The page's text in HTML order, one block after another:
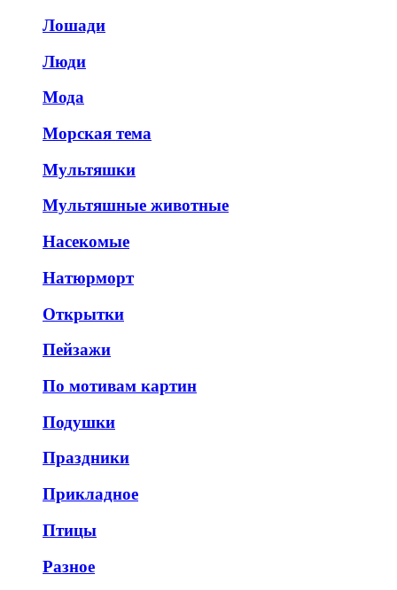
Лошади
Люди
Мода
Морская тема
Мультяшки
Мультяшные животные
Насекомые
Натюрморт
Открытки
Пейзажи
По мотивам картин
Подушки
Праздники
Прикладное
Птицы
Разное